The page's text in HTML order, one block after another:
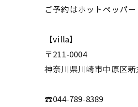
ご予約はホットペッパー
【villa】
〒211-0004
神奈川県川崎市中原区
☎044-789-8389